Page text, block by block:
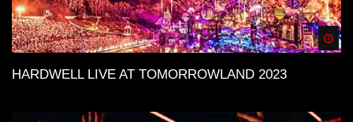
HARDWELL LIVE AT TOMORROWLAND 2023